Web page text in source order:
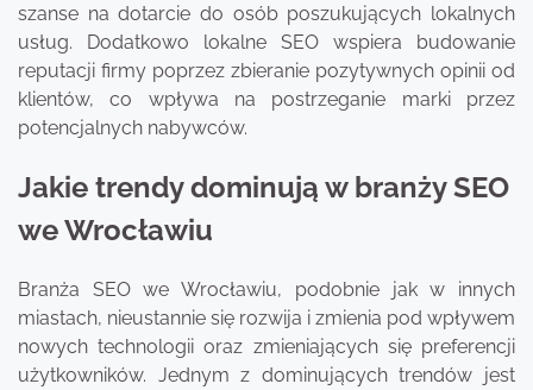
szanse na dotarcie do osób poszukujących lokalnych
usług. Dodatkowo lokalne SEO wspiera budowanie
reputacji firmy poprzez zbieranie pozytywnych opinii od
klientów, co wpływa na postrzeganie marki przez
potencjalnych nabywców.
Jakie trendy dominują w branży SEO
we Wrocławiu
Branża SEO we Wrocławiu, podobnie jak w innych
miastach, nieustannie się rozwija i zmienia pod wpływem
nowych technologii oraz zmieniających się preferencji
użytkowników. Jednym z dominujących trendów jest